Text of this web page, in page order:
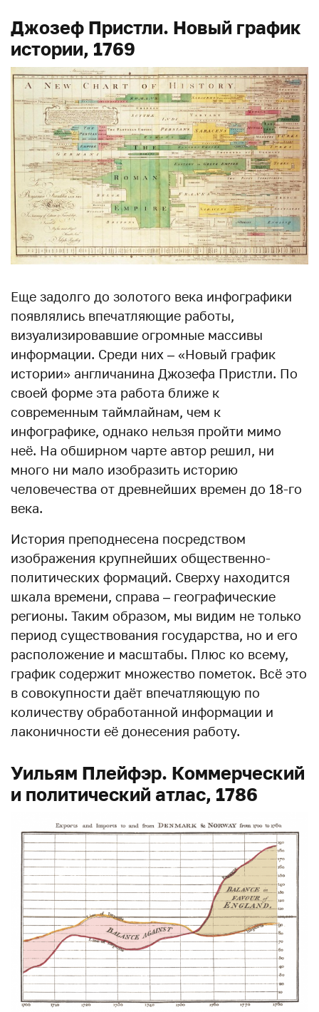
Джозеф Пристли. Новый график
истории, 1769
Еще задолго до золотого века инфографики
появлялись впечатляющие работы,
визуализировавшие огромные массивы
информации. Среди них – «Новый график
истории» англичанина Джозефа Пристли. По
своей форме эта работа ближе к
современным таймлайнам, чем к
инфографике, однако нельзя пройти мимо
неё. На обширном чарте автор решил, ни
много ни мало изобразить историю
человечества от древнейших времен до 18-го
века.
История преподнесена посредством
изображения крупнейших общественно-
политических формаций. Сверху находится
шкала времени, справа – географические
регионы. Таким образом, мы видим не только
период существования государства, но и его
расположение и масштабы. Плюс ко всему,
график содержит множество пометок. Всё это
в совокупности даёт впечатляющую по
количеству обработанной информации и
лаконичности её донесения работу.
Уильям Плейфэр. Коммерческий
и политический атлас, 1786